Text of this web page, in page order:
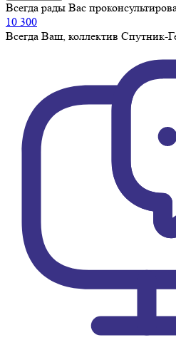
Всегда рады Вас
10 300
Всегда Ваш, коллектив Спутник-